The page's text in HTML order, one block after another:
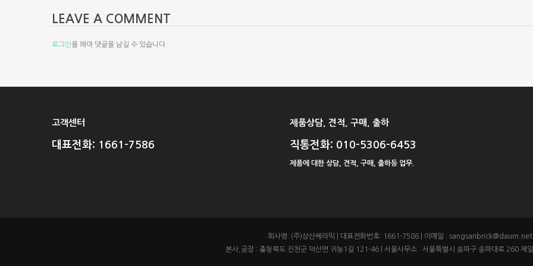
LEAVE A COMMENT
로그인을 해야 댓글을 남길 수 있습니다.
고객센터
대표전화: 1661-7586
제품상담, 견적, 구매, 출하
직통전화: 010-5306-6453
제품에 대한 상담, 견적, 구매, 출하등 업무.
회사명: (주)상산쎄라믹 | 대표전화번호: 1661-7586 | 이메일 : sangsanbrick@daum.net
본사,공장 : 충청북도 진천군 덕산면 귀농1길 121-46 | 서울사무소 : 서울특별시 송파구 송파대로 260 제